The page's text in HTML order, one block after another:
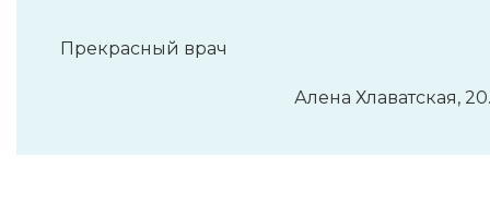
Прекрасный врач
Алена Хлаватская,